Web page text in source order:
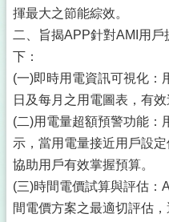
揮最大之節能綜效。
二、旨揭APP針對AMI用
下：
(一)即時用電資訊可視化：
日及每月之用電圖表，有
(二)用電量超額預警功能：
示，當用電量接近用戶設
協助用戶有效掌握預算。
(三)時間電價試算與評估：
間電價方案之最適切評估